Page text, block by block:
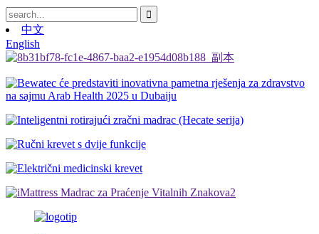
中文
English